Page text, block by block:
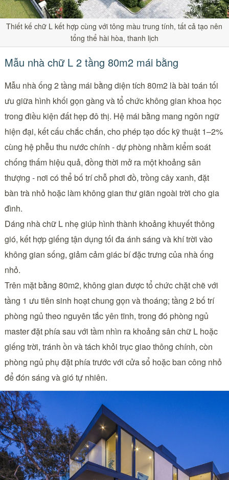
Thiết kế chữ L kết hợp cùng với tông màu trung tính, tất cả tạo nên
tổng thể hài hòa, thanh lịch
Mẫu nhà chữ L 2 tầng 80m2 mái bằng
Mẫu nhà ống 2 tầng mái bằng diện tích 80m2 là bài toán tối
ưu giữa hình khối gọn gàng và tổ chức không gian khoa học
trong điều kiện đất hẹp đô thị. Hệ mái bằng mang ngôn ngữ
hiện đại, kết cấu chắc chắn, cho phép tạo dốc kỹ thuật 1–2%
cùng hệ phễu thu nước chính - dự phòng nhằm kiểm soát
chống thấm hiệu quả, đồng thời mở ra một khoảng sân
thượng - nơi có thể bố trí chỗ phơi đồ, trồng cây xanh, đặt
bàn trà nhỏ hoặc làm không gian thư giãn ngoài trời cho gia
đình.
Dáng nhà chữ L nhẹ giúp hình thành khoảng khuyết thông
gió, kết hợp giếng tận dụng tối đa ánh sáng và khí trời vào
không gian sống, giảm cảm giác bí đặc trưng của nhà ống
nhỏ.
Trên mặt bằng 80m2, không gian được tổ chức chặt chẽ với
tầng 1 ưu tiên sinh hoạt chung gọn và thoáng; tầng 2 bố trí
phòng ngủ theo nguyên tắc yên tĩnh, trong đó phòng ngủ
master đặt phía sau với tầm nhìn ra khoảng sân chữ L hoặc
giếng trời, tránh ồn và tách khỏi trục giao thông chính, còn
phòng ngủ phụ đặt phía trước với cửa sổ hoặc ban công nhỏ
để đón sáng và gió tự nhiên.